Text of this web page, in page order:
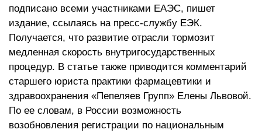
подписано всеми участниками ЕАЭС, пишет
издание, ссылаясь на пресс-службу ЕЭК.
Получается, что развитие отрасли тормозит
медленная скорость внутригосударственных
процедур. В статье также приводится комментарий
старшего юриста практики фармацевтики и
здравоохранения «Пепеляев Групп» Елены Львовой.
По ее словам, в России возможность
возобновления регистрации по национальным